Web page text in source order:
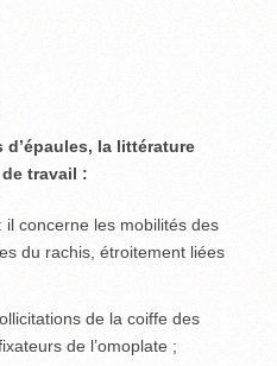
la littérature
travail :
il concerne les mobilités des
du rachis, étroitement liées
de la coiffe des
de l’omoplate ;